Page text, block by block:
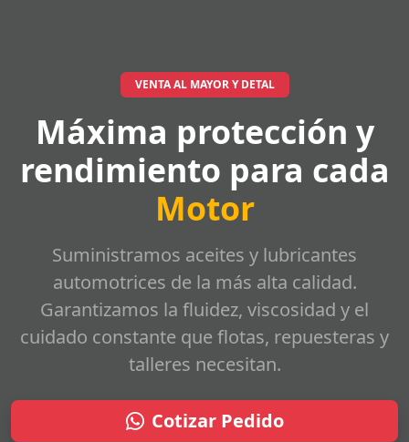
VENTA AL MAYOR Y DETAL
Máxima protección y
rendimiento para cada
Motor
Suministramos aceites y lubricantes
automotrices de la más alta calidad.
Garantizamos la fluidez, viscosidad y el
cuidado constante que flotas, repuesteras y
talleres necesitan.
Cotizar Pedido